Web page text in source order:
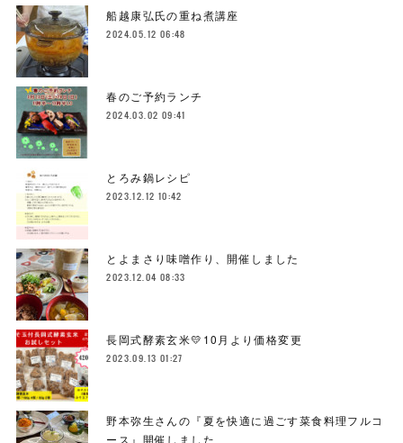
船越康弘氏の重ね煮講座
2024.05.12 06:48
春のご予約ランチ
2024.03.02 09:41
とろみ鍋レシピ
2023.12.12 10:42
とよまさり味噌作り、開催しました
2023.12.04 08:33
長岡式酵素玄米💛10月より価格変更
2023.09.13 01:27
野本弥生さんの『夏を快適に過ごす菜食料理フルコ
ース』開催しました